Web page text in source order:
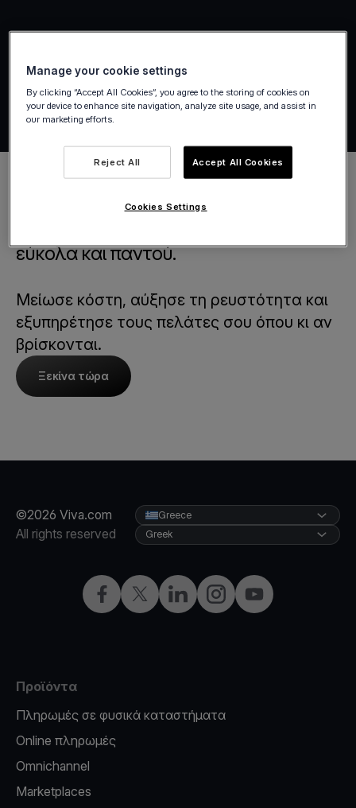
εύκολα και παντού.
Μείωσε κόστη, αύξησε τη ρευστότητα και
εξυπηρέτησε τους πελάτες σου όπου κι αν
βρίσκονται.
Ξεκίνα τώρα
©2026 Viva.com
All rights reserved
Facebook
X LinkedInInstagramYouTube
Greece
Greek
Προϊόντα
Πληρωμές σε φυσικά καταστήματα
Online πληρωμές
Omnichannel
Marketplaces
Manage your cookie settings
By clicking “Accept All Cookies”, you agree to the storing of cookies on
your device to enhance site navigation, analyze site usage, and assist in
our marketing efforts.
Reject All Accept All Cookies
Cookies Settings